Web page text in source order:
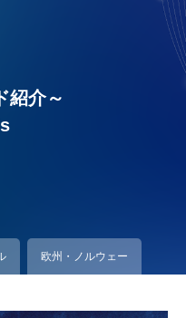
紹介～
欧州・ノルウェー